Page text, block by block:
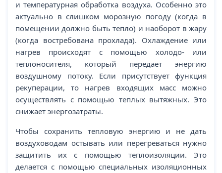
и температурная обработка воздуха. Особенно это
актуально в слишком морозную погоду (когда в
помещении должно быть тепло) и наоборот в жару
(когда востребована прохлада). Охлаждение или
нагрев происходят с помощью холодо- или
теплоносителя, который передает энергию
воздушному потоку. Если присутствует функция
рекуперации, то нагрев входящих масс можно
осуществлять с помощью теплых вытяжных. Это
снижает энергозатраты.
Чтобы сохранить тепловую энергию и не дать
воздуховодам остывать или перегреваться нужно
защитить их с помощью теплоизоляции. Это
делается с помощью специальных изоляционных